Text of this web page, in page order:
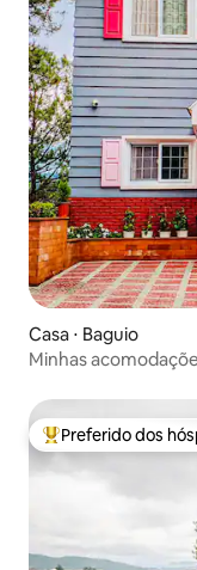
Casa ⋅ Baguio
Minhas
Entre os melhores
Preferido dos